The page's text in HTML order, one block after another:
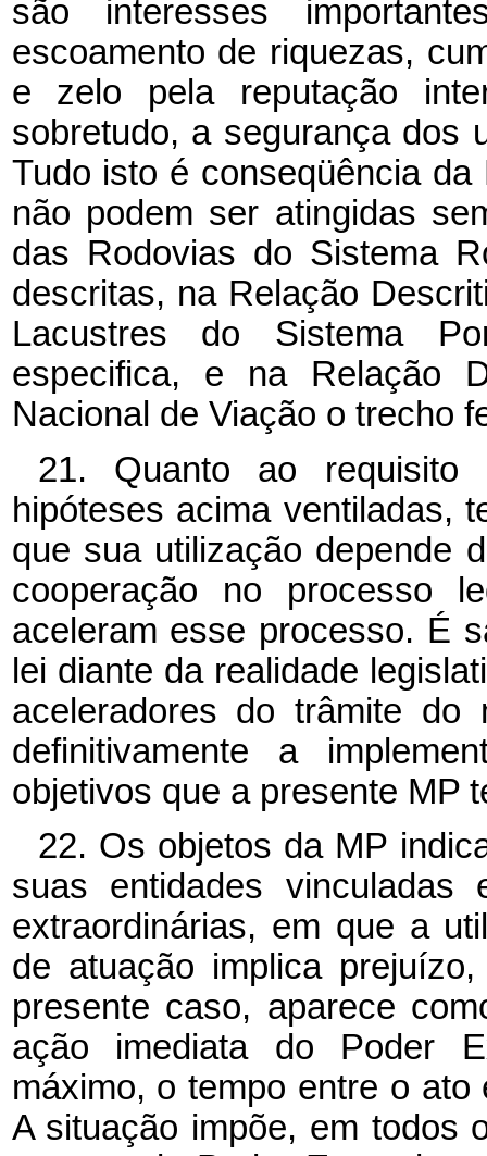
são interesses
escoamento de riquezas,
e zelo pela reputação
sobretudo, a segurança dos
Tudo isto é conseqüência
não podem ser atingidas
das Rodovias do Sistema
descritas, na Relação
Lacustres do Sistema
especifica, e na Relação
Nacional de Viação o trecho
21. Quanto ao requisito
hipóteses acima ventiladas,
que sua utilização depende
cooperação no processo
aceleram esse processo. É
lei diante da realidade
aceleradores do trâmite do
definitivamente a
objetivos que a presente MP
22. Os objetos da MP
suas entidades vinculadas
extraordinárias, em que a
de atuação implica
presente caso, aparece
ação imediata do Poder
máximo, o tempo entre o
A situação impõe, em todos